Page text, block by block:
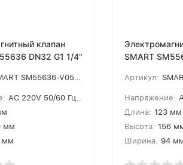
клапан
DN32 G1 1/4"
SM55636-V0504
AC 220V 50/60 Гц, AC 110V 50/60 Гц, AC 24V 50/60 Гц, DC 24V, DC 12V
мм
мм
SMART
Артикул:
Напряжение:
Длина: 123 мм
Высота: 156
Ширина: 94